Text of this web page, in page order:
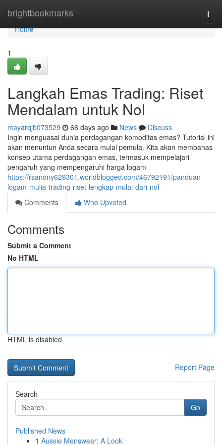
brightbookmarks
Home
Home
1
Langkah Emas Trading: Riset
Mendalam untuk Nol
mayarqjb073529 66 days ago News
Discuss
Ingin menguasai dunia perdagangan komoditas emas? Tutorial ini
akan menuntun Anda secara mulai pemula. Kita akan membahas
konsep utama perdagangan emas, termasuk mempelajari
pengaruh yang mempengaruhi harga logam
https://rsanony629301.worldblogged.com/46792191/panduan-
logam-mulia-trading-riset-lengkap-mulai-dari-nol
Comments
Who Upvoted
Comments
Submit a Comment
No HTML
HTML is disabled
Report Page
Search
Go
Published News
1 Aussie Menswear: A Look